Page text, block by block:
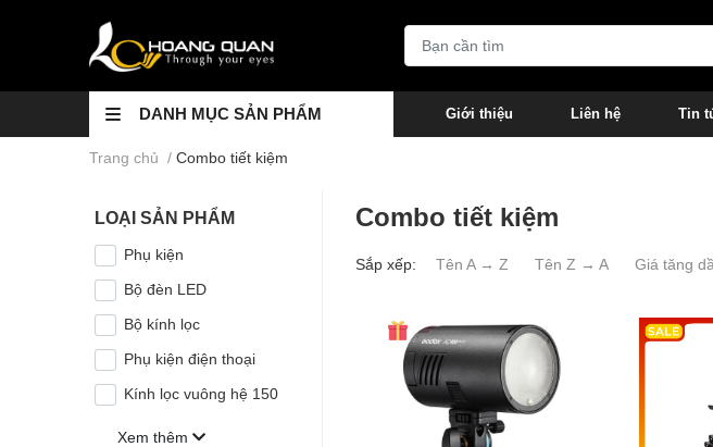
DANH MỤC SẢN PHẨM Giới thiệu Liên hệ Tin
Trang chủ / Combo tiết kiệm
LOẠI SẢN PHẨM
Phụ kiện
Bộ đèn LED
Bộ kính lọc
Phụ kiện điện thoại
Kính lọc vuông hệ 150
Xem thêm
Combo tiết kiệm
Sắp xếp: Tên A → Z Tên Z → A Giá tăng